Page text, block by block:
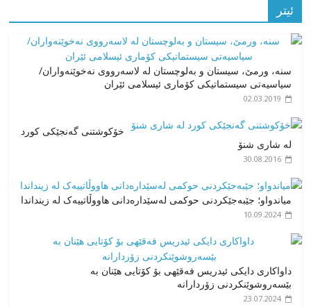
ئیتر
سنە، ورمێ، سیستان و بەلوچستان لە لاسەرووی نەخوێنەواران/
سیاسیەتی سیستماتیکی کۆماری ئیسلامی ئێران
02.03.2019
خۆکوشتنی گەنجێکی کورد
لە شاری شنۆ
30.08.2016
میاندواو؛ جێبەجێکردنی حوکمی لەسێدارەدانی هاووڵاتییەک لە زینداندا
10.09.2024
داواکاری دایکی ئیدریس فەقێهی بۆ کۆتایی هێنان بە
بێسەروشوێنکردنی زۆردارانە
23.07.2024